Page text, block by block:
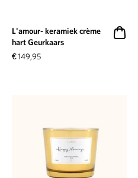
L'amour- keramiek crème
hart Geurkaars
€149,95